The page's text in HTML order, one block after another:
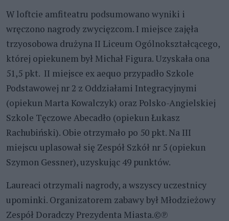
W loftcie amfiteatru podsumowano wyniki i
wręczono nagrody zwycięzcom. I miejsce zajęła
trzyosobowa drużyna II Liceum Ogólnokształcącego,
której opiekunem był Michał Figura. Uzyskała ona
51,5 pkt. II miejsce ex aequo przypadło Szkole
Podstawowej nr 2 z Oddziałami Integracyjnymi
(opiekun Marta Kowalczyk) oraz Polsko-Angielskiej
Szkole Tęczowe Abecadło (opiekun Łukasz
Rachubiński). Obie otrzymało po 50 pkt. Na III
miejscu uplasował się Zespół Szkół nr 5 (opiekun
Szymon Gessner), uzyskując 49 punktów.
Laureaci otrzymali nagrody, a wszyscy uczestnicy
upominki. Organizatorem zabawy był Młodzieżowy
Zespół Doradczy Prezydenta Miasta.©℗